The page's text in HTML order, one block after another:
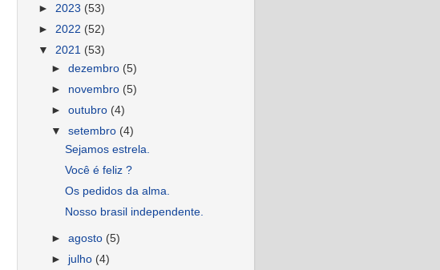
► 2023 (53)
► 2022 (52)
▼ 2021 (53)
►dezembro (5)
► novembro (5)
►outubro (4)
▼setembro (4)
Sejamos estrela.
Você é feliz ?
Os pedidos da alma.
Nosso brasil independente.
►agosto (5)
► julho (4)